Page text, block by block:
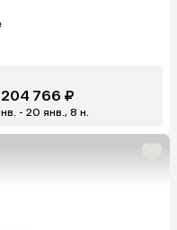
204 766 ₽
- 20 янв., 8 н.